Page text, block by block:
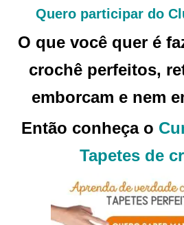
Quero participar do
O que você quer é
crochê perfeitos,
emborcam e nem
Então conheça o
Tapetes de